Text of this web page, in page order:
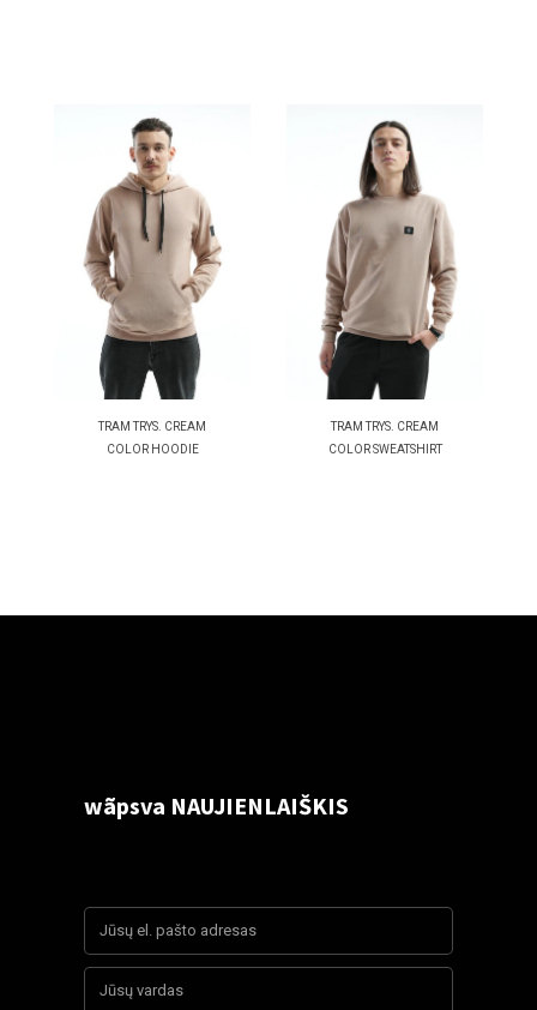
TRAM TRYS. CREAM
COLOR HOODIE
TRAM TRYS. CREAM
COLOR SWEATSHIRT